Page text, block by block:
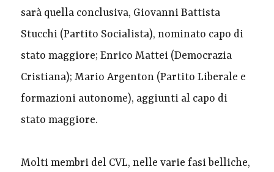
sarà quella conclusiva, Giovanni Battista
Stucchi (Partito Socialista), nominato capo di
stato maggiore; Enrico Mattei (Democrazia
Cristiana); Mario Argenton (Partito Liberale e
formazioni autonome), aggiunti al capo di
stato maggiore.
Molti membri del CVL, nelle varie fasi belliche,